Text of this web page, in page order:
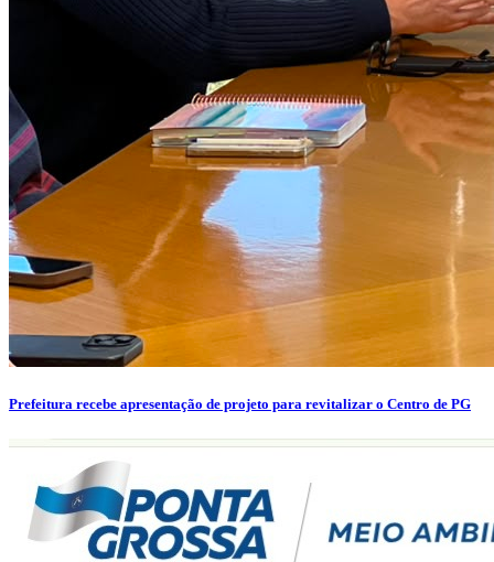
Prefeitura recebe apresentação de projeto para revitalizar o Centro de PG